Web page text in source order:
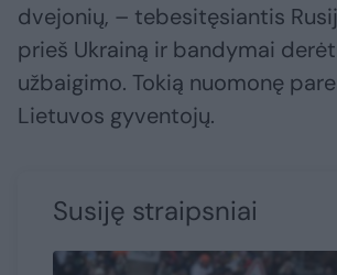
dvejonių, – tebesitęsiantis
prieš Ukrainą ir bandymai
užbaigimo. Tokią nuomonę
Lietuvos gyventojų.
Susiję straipsniai